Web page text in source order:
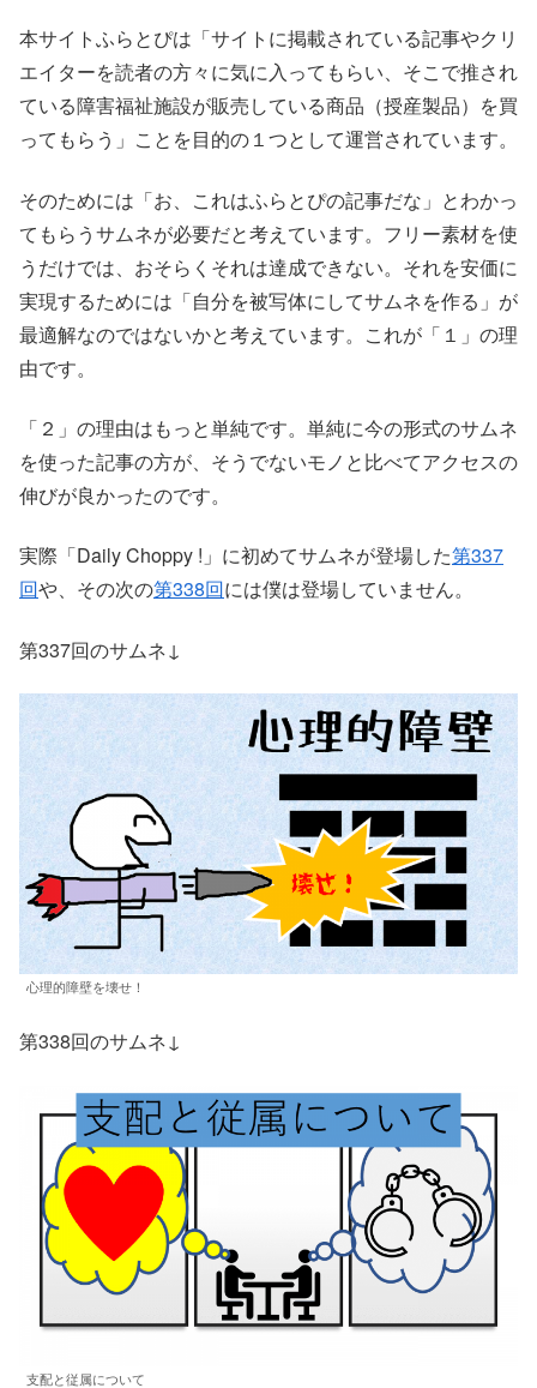
本サイトふらとぴは「サイトに掲載されている記事やクリ
エイターを読者の方々に気に入ってもらい、そこで推され
ている障害福祉施設が販売している商品（授産製品）を買
ってもらう」ことを目的の１つとして運営されています。
そのためには「お、これはふらとぴの記事だな」とわかっ
てもらうサムネが必要だと考えています。フリー素材を使
うだけでは、おそらくそれは達成できない。それを安価に
実現するためには「自分を被写体にしてサムネを作る」が
最適解なのではないかと考えています。これが「１」の理
由です。
「２」の理由はもっと単純です。単純に今の形式のサムネ
を使った記事の方が、そうでないモノと比べてアクセスの
伸びが良かったのです。
実際「Daily Choppy !」に初めてサムネが登場した第337
回や、その次の第338回には僕は登場していません。
第337回のサムネ↓
心理的障壁を壊せ！
第338回のサムネ↓
支配と従属について